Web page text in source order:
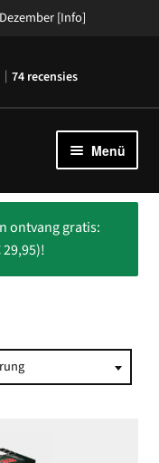
[Info]
74 recensies
Menü
ontvang gratis: